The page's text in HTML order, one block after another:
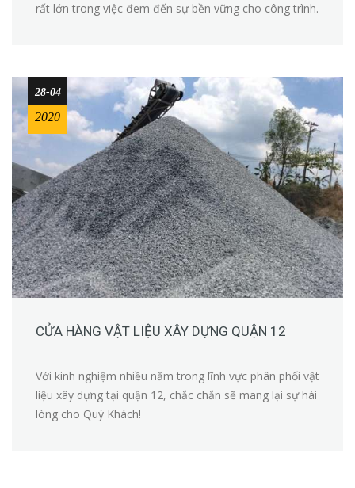
rất lớn trong việc đem đến sự bền vững cho công trình.
CỬA HÀNG VẬT LIỆU XÂY DỰNG QUẬN 12
28-04
2020
Với kinh nghiệm nhiều năm trong lĩnh vực phân phối vật
liệu xây dựng tại quận 12, chắc chắn sẽ mang lại sự hài
lòng cho Quý Khách!